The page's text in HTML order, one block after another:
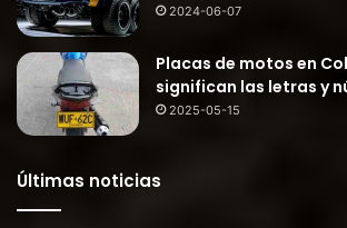
2024-06-07
Placas de motos en
significan las letras y
2025-05-15
Últimas noticias